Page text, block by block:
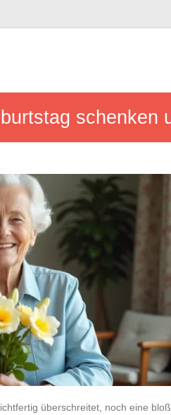
schenken
überschreitet, noch eine